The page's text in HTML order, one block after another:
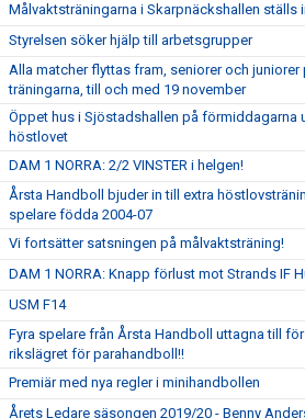
Målvaktsträningarna i Skarpnäckshallen ställs
Styrelsen söker hjälp till arbetsgrupper
Alla matcher flyttas fram, seniorer och juniorer
träningarna, till och med 19 november
Öppet hus i Sjöstadshallen på förmiddagarna
höstlovet
DAM 1 NORRA: 2/2 VINSTER i helgen!
Årsta Handboll bjuder in till extra
spelare födda 2004-07
Vi fortsätter satsningen på målvaktsträning!
DAM 1 NORRA: Knapp förlust mot Strands IF
USM F14
Fyra spelare från Årsta Handboll uttagna till
rikslägret för parahandboll!!
Premiär med nya regler i minihandbollen
Årets Ledare säsongen 2019/20 - Benny